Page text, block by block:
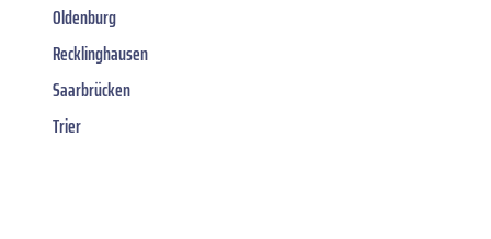
Oldenburg
Recklinghausen
Saarbrücken
Trier